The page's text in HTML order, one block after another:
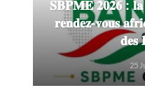
𝐒𝐁𝐏𝐌𝐄 𝟐𝟎𝟐𝟔 :
𝐫𝐞𝐧𝐝𝐞𝐳-𝐯𝐨𝐮𝐬
25